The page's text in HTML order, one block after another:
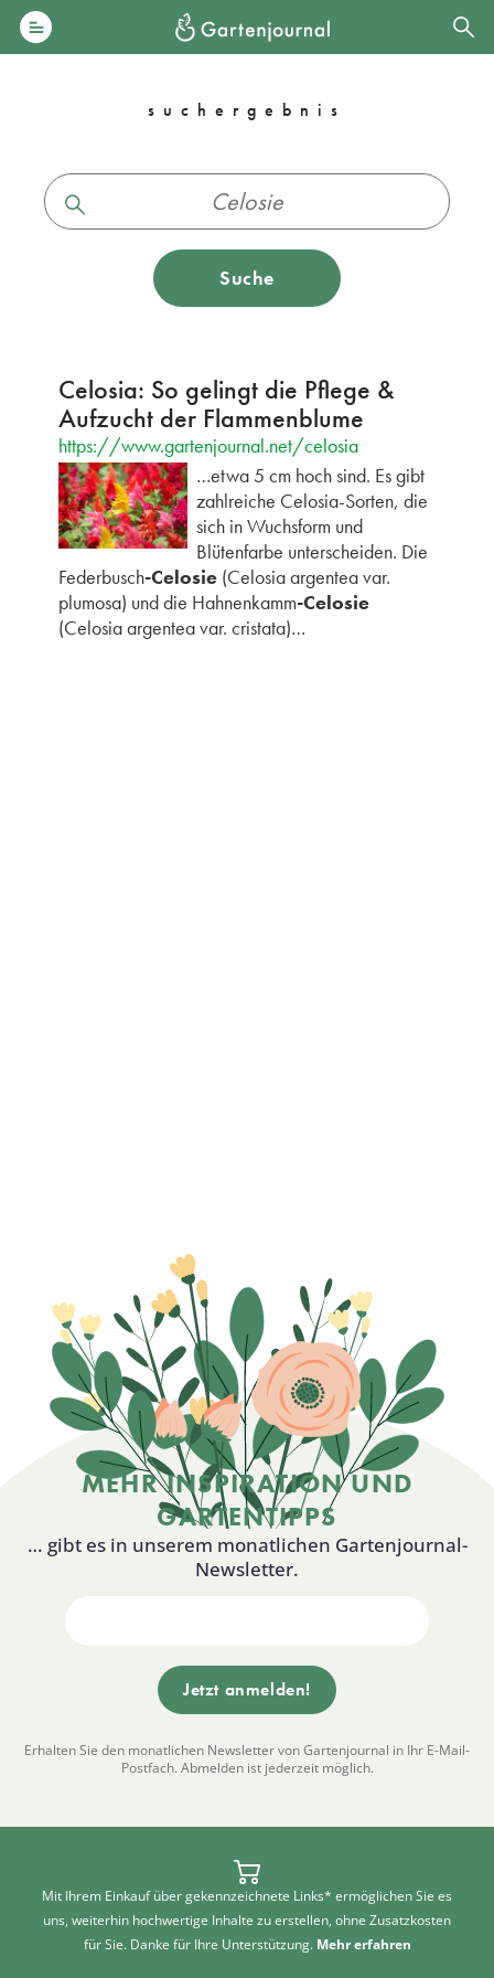
suchergebnis
Suche
Celosia: So gelingt die Pflege &
Aufzucht der Flammenblume
https://www.gartenjournal.net/celosia
…etwa 5 cm hoch sind. Es gibt
zahlreiche Celosia-Sorten, die
sich in Wuchsform und
Blütenfarbe unterscheiden. Die
Federbusch-Celosie(Celosia argentea var.
plumosa) und die Hahnenkamm-Celosie
(Celosia argentea var. cristata)…
MEHR INSPIRATION UND
GARTENTIPPS
… gibt es in unserem monatlichen Gartenjournal-
Newsletter.
Erhalten Sie den monatlichen Newsletter von Gartenjournal in Ihr E-Mail-
Postfach. Abmelden ist jederzeit möglich.
Mit Ihrem Einkauf über gekennzeichnete Links* ermöglichen Sie es
uns, weiterhin hochwertige Inhalte zu erstellen, ohne Zusatzkosten
für Sie. Danke für Ihre Unterstützung. Mehr erfahren